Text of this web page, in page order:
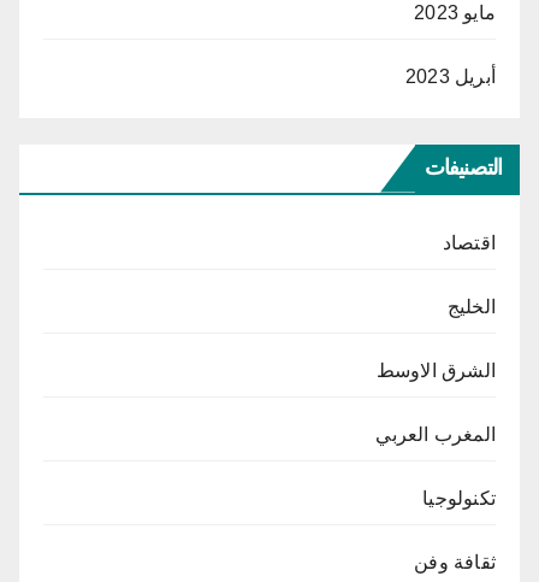
مايو 2023
أبريل 2023
التصنيفات
اقتصاد
الخليج
الشرق الاوسط
المغرب العربي
تكنولوجيا
ثقافة وفن